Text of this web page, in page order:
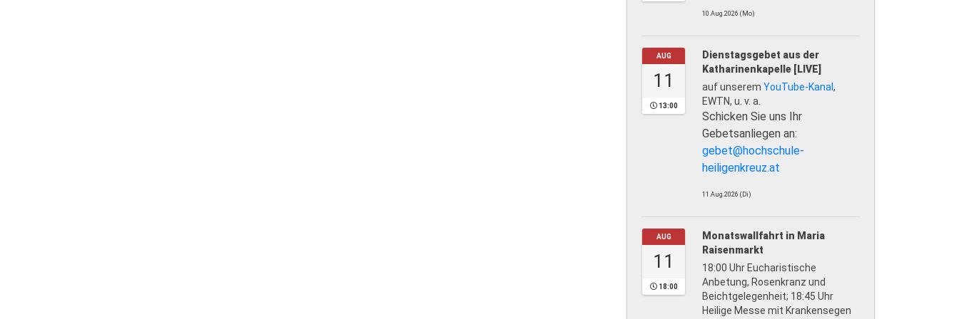
10.Aug.2026 (Mo)
AUG
11
13:00
Dienstagsgebet aus der
Katharinenkapelle [LIVE]
auf unserem YouTube-Kanal ,
EWTN, u. v. a.
Schicken Sie uns Ihr
Gebetsanliegen an:
gebet@hochschule-
heiligenkreuz.at
11.Aug.2026 (Di)
AUG
11
18:00
Monatswallfahrt in Maria
Raisenmarkt
18:00 Uhr Eucharistische
Anbetung, Rosenkranz und
Beichtgelegenheit; 18:45 Uhr
Heilige Messe mit Krankensegen